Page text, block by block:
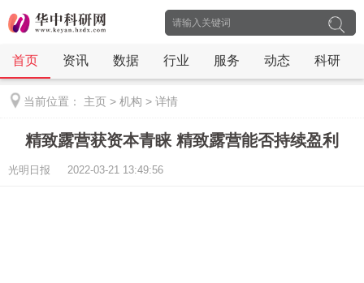
首页 资讯 数据 行业 服务 动态 科研
当前位置： 主页 > 机构 > 详情
精致露营获资本青睐 精致露营能否持续盈利
光明日报 2022-03-21 13:49:56